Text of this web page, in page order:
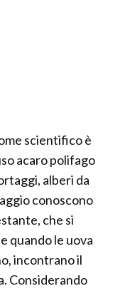
scientifico è
acaro polifago
alberi da
conoscono
che si
quando le uova
incontrano il
Considerando